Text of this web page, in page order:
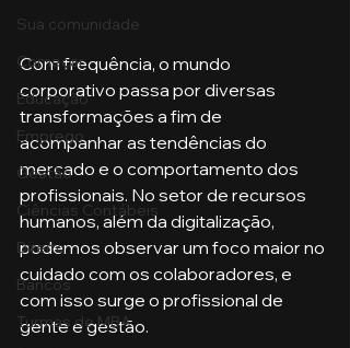
Sua comunidade
Começar
Educação
Emprego
Gestão
Ciências Contábeis
Direito
Bancos
Turmas de MBA
Com frequência, o mundo
corporativo passa por diversas
transformações a fim de
acompanhar as tendências do
mercado e o comportamento dos
profissionais. No setor de recursos
humanos, além da digitalização,
podemos observar um foco maior no
cuidado com os colaboradores, e
com isso surge o profissional de
gente e gestão.